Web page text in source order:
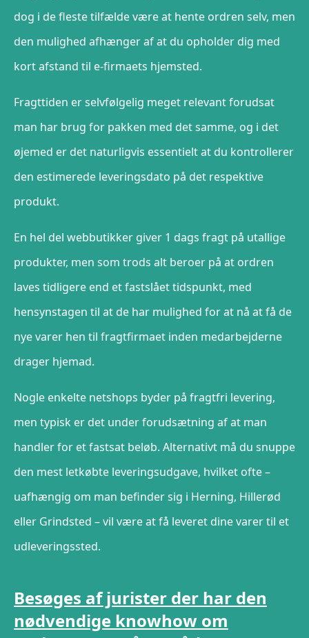
dog i de fleste tilfælde være at hente ordren selv, men
den mulighed afhænger af at du opholder dig med
kort afstand til e-firmaets hjemsted.
Fragttiden er selvfølgelig meget relevant forudsat
man har brug for pakken med det samme, og i det
øjemed er det naturligvis essentielt at du kontrollerer
den estimerede leveringsdato på det respektive
produkt.
En hel del webbutikker giver 1 dags fragt på utallige
produkter, men som trods alt beroer på at ordren
laves tidligere end et fastslået tidspunkt, med
hensynstagen til at de har mulighed for at nå at få de
nye varer hen til fragtfirmaet inden medarbejderne
drager hjemad.
Nogle enkelte netshops byder på fragtfri levering,
men typisk er det under forudsætning af at man
handler for et fastsat beløb. Alternativt må du snuppe
den mest letkøbte leveringsudgave, hvilket ofte –
uafhængig om man befinder sig i Herning, Hillerød
eller Grindsted – vil være at få leveret dine varer til et
udleveringssted.
Besøges af jurister der har den
nødvendige knowhow om